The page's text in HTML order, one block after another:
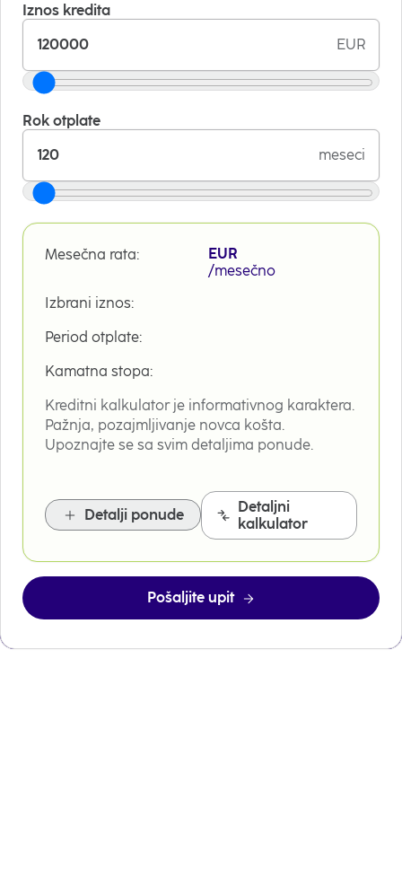
Iznos kredita
EUR
Rok otplate
meseci
Mesečna rata:
EUR
/mesečno
Izbrani iznos:
Period otplate:
Kamatna stopa:
Kreditni kalkulator je informativnog karaktera.
Pažnja, pozajmljivanje novca košta.
Upoznajte se sa svim detaljima ponude.
Detalji ponude
Detaljni
kalkulator
Pošaljite upit